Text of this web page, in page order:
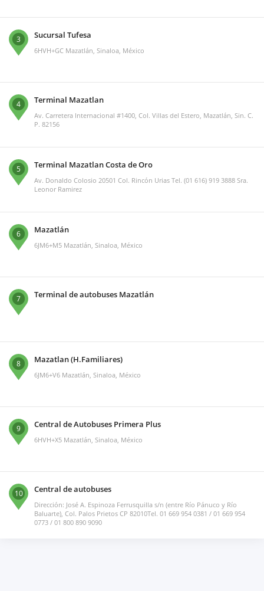
3 Sucursal Tufesa
6HVH+GC Mazatlán, Sinaloa, México
4 Terminal Mazatlan
Av. Carretera Internacional #1400, Col. Villas del Estero, Mazatlán, Sin. C.
P. 82156
5 Terminal Mazatlan Costa de Oro
Av. Donaldo Colosio 20501 Col. Rincón Urias Tel. (01 616) 919 3888 Sra.
Leonor Ramirez
6 Mazatlán
6JM6+M5 Mazatlán, Sinaloa, México
7 Terminal de autobuses Mazatlán
8 Mazatlan (H.Familiares)
6JM6+V6 Mazatlán, Sinaloa, México
9 Central de Autobuses Primera Plus
6HVH+X5 Mazatlán, Sinaloa, México
10 Central de autobuses
Dirección: José A. Espinoza Ferrusquilla s/n (entre Río Pánuco y Río
Baluarte), Col. Palos Prietos CP 82010Tel. 01 669 954 0381 / 01 669 954
0773 / 01 800 890 9090